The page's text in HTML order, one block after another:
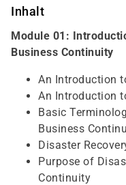
Inhalt
Module 01:
Business Continuity
An Introduction
An Introduction
Basic
Business
Disaster
Purpose of
Continuity